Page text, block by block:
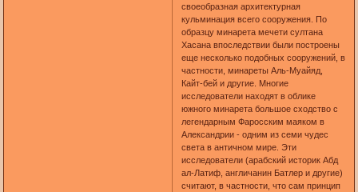
своеобразная архитектурная
кульминация всего сооружения. По
образцу минарета мечети султана
Хасана впоследствии были построены
еще несколько подобных сооружений, в
частности, минареты Аль-Муайяд,
Кайт-бей и другие. Многие
исследователи находят в облике
южного минарета большое сходство с
легендарным Фаросским маяком в
Александрии - одним из семи чудес
света в античном мире. Эти
исследователи (арабский историк Абд
ал-Латиф, англичанин Батлер и другие)
считают, в частности, что сам принцип